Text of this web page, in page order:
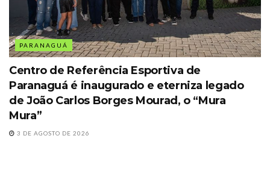
PARANAGUÁ
Centro de Referência Esportiva de
Paranaguá é inaugurado e eterniza legado
de João Carlos Borges Mourad, o “Mura
Mura”
3 DE AGOSTO DE 2026